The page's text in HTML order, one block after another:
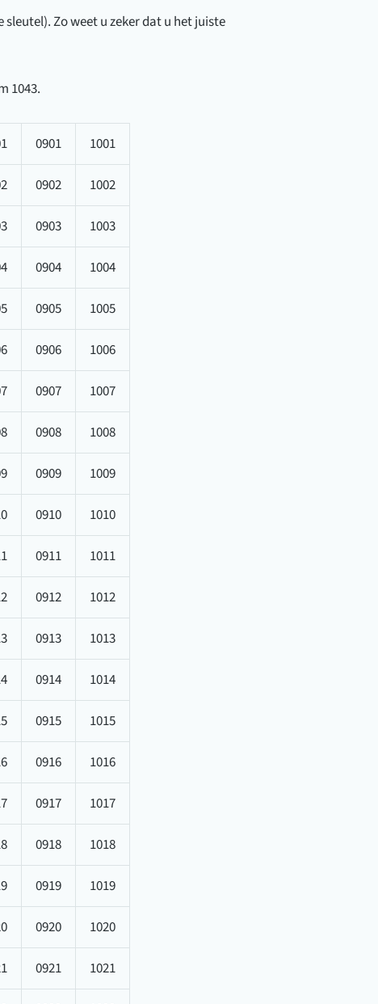
sleutel). Zo weet u zeker dat u het juiste
1043.
0901 1001
0902 1002
0903 1003
0904 1004
0905 1005
0906 1006
0907 1007
0908 1008
0909 1009
0910 1010
0911 1011
0912 1012
0913 1013
0914 1014
0915 1015
0916 1016
0917 1017
0918 1018
0919 1019
0920 1020
0921 1021